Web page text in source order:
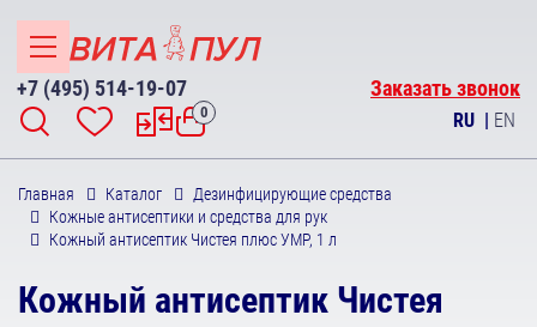
+7 (495) 514-19-07 Заказать звонок
0 RU | EN
Главная Каталог
Дезинфицирующие средства
Кожные антисептики и средства для рук
Кожный антисептик Чистея плюс УМР, 1 л
Кожный антисептик Чистея